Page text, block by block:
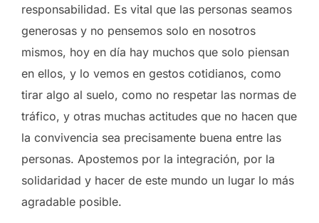
responsabilidad. Es vital que las personas seamos
generosas y no pensemos solo en nosotros
mismos, hoy en día hay muchos que solo piensan
en ellos, y lo vemos en gestos cotidianos, como
tirar algo al suelo, como no respetar las normas de
tráfico, y otras muchas actitudes que no hacen que
la convivencia sea precisamente buena entre las
personas. Apostemos por la integración, por la
solidaridad y hacer de este mundo un lugar lo más
agradable posible.